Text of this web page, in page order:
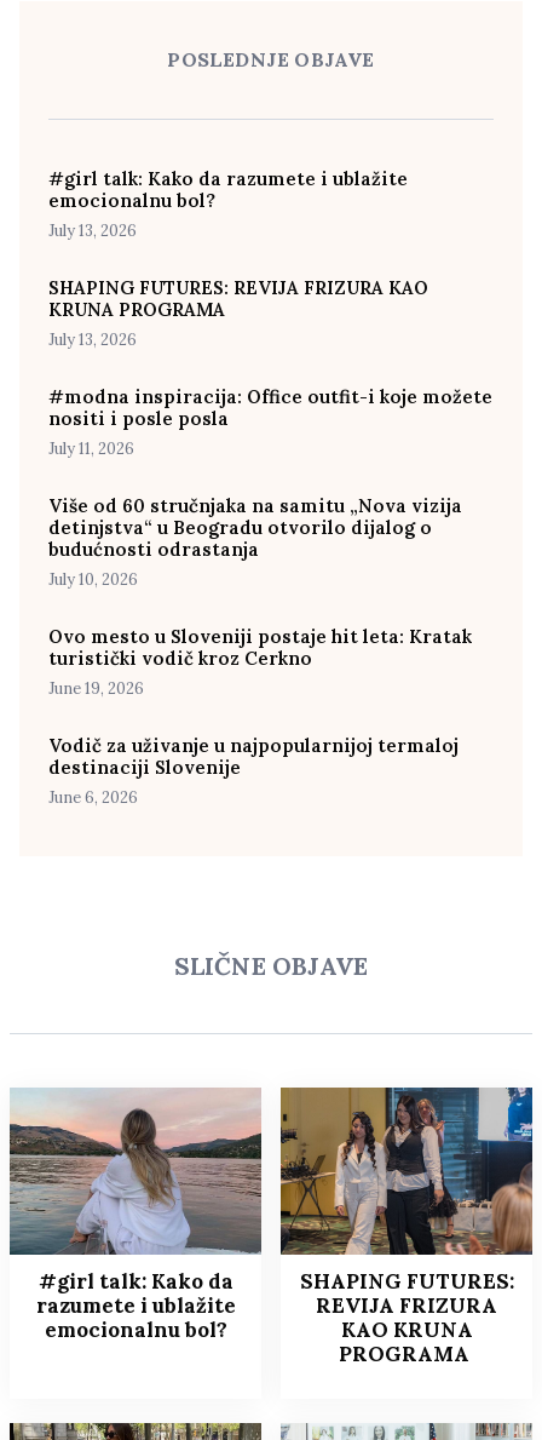
POSLEDNJE OBJAVE
#girl talk: Kako da razumete i ublažite
emocionalnu bol?
July 13, 2026
SHAPING FUTURES: REVIJA FRIZURA KAO
KRUNA PROGRAMA
July 13, 2026
#modna inspiracija: Office outfit-i koje možete
nositi i posle posla
July 11, 2026
Više od 60 stručnjaka na samitu „Nova vizija
detinjstva“ u Beogradu otvorilo dijalog o
budućnosti odrastanja
July 10, 2026
Ovo mesto u Sloveniji postaje hit leta: Kratak
turistički vodič kroz Cerkno
June 19, 2026
Vodič za uživanje u najpopularnijoj termaloj
destinaciji Slovenije
June 6, 2026
SLIČNE OBJAVE
#girl talk: Kako da
razumete i ublažite
emocionalnu bol?
SHAPING FUTURES:
REVIJA FRIZURA
KAO KRUNA
PROGRAMA